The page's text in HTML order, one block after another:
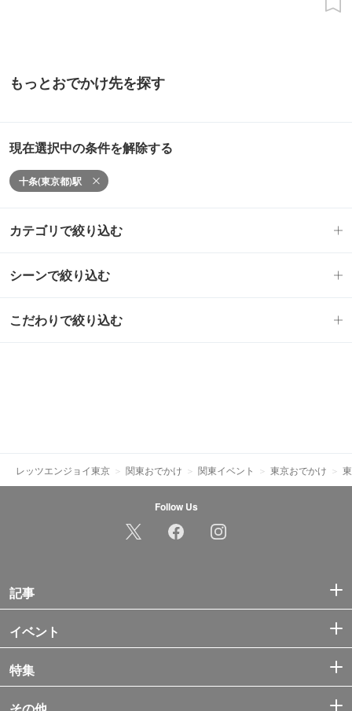
もっとおでかけ先を探す
現在選択中の条件を解除する
十条(東京都)駅
カテゴリで絞り込む
シーンで絞り込む
こだわりで絞り込む
レッツエンジョイ東京 関東おでかけ 関東イベント 東京おでかけ
Follow Us
記事
イベント
特集